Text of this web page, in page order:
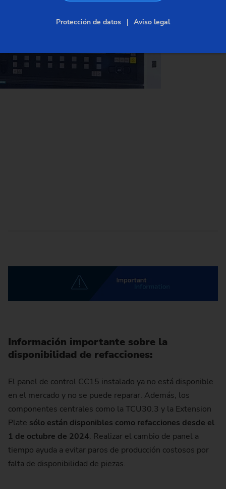
Información importante sobre la
disponibilidad de refacciones:
El panel de control CC15 instalado ya no está disponible
en el mercado y no se puede reparar. Además, los
componentes centrales como la TCU30.3 y la Extension
Plate sólo están disponibles como refacciones desde el
1 de octubre de 2024. Realizar el cambio de panel a
tiempo ayuda a evitar paros de producción costosos por
falta de disponibilidad de piezas.
Protección de datos Aviso legal